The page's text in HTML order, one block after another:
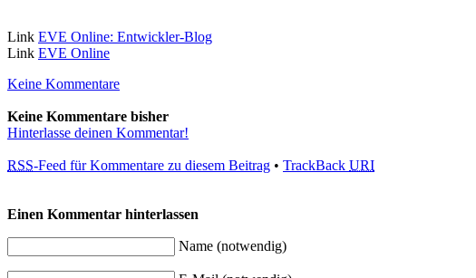
Link EVE Online: Entwickler-Blog
Link EVE Online
Keine Kommentare
Keine Kommentare bisher
Hinterlasse deinen Kommentar!
RSS-Feed für Kommentare zu diesem Beitrag • TrackBack URI
Einen Kommentar hinterlassen
Name (notwendig)